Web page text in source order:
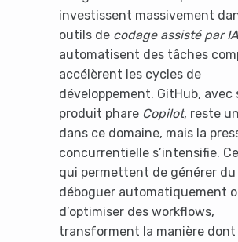
investissent massivement
outils de codage assisté par IA
automatisent des tâches
accélèrent les cycles de
développement. GitHub, avec
produit phare Copilot, reste
dans ce domaine, mais la
concurrentielle s’intensifie.
qui permettent de générer du
déboguer automatiquement
d’optimiser des workflows,
transforment la manière dont